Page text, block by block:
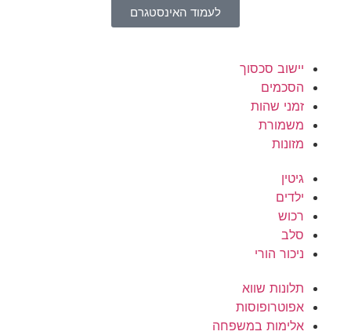
לעמוד האינסטגרם
יישוב סכסוך
הסכמים
זמני שהות
משמורת
מזונות
גיטין
ילדים
רכוש
סלב
ניכור הורי
תלונות שווא
אפוטרופוסות
אלימות במשפחה